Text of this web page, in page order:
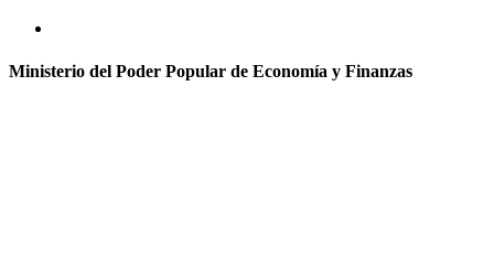
Ministerio del Poder Popular de Economía y Finanzas